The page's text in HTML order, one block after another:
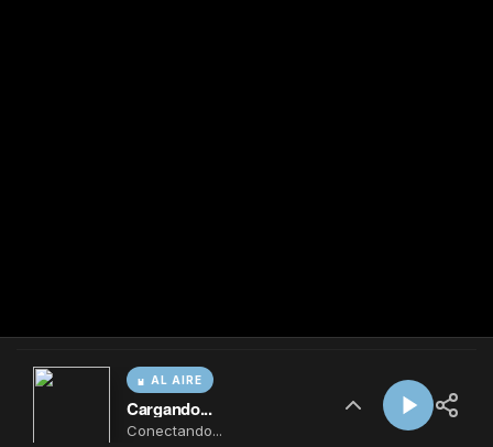
AL AIRE
Cargando...
Conectando...